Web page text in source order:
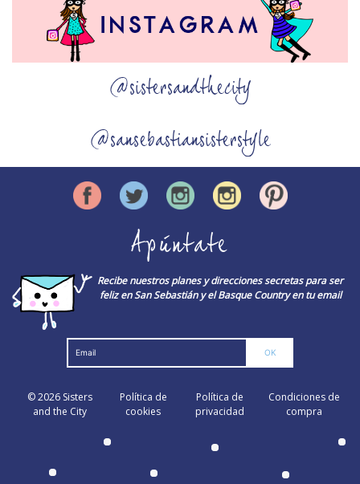
@sistersandthecity
@sansebastiansisterstyle
Apúntate
Recibe nuestros planes y direcciones secretas para ser
feliz en San Sebastián y el Basque Country en tu email
© 2026 Sisters
and the City
Política de
cookies
Política de
privacidad
Condiciones de
compra